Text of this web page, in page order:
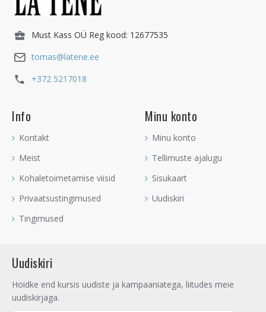
Must Kass OÜ Reg kood: 12677535
tomas@latene.ee
+372 5217018
Info
Kontakt
Meist
Kohaletoimetamise viisid
Privaatsustingimused
Tingimused
Minu konto
Minu konto
Tellimuste ajalugu
Sisukaart
Uudiskiri
Uudiskiri
Hoidke end kursis uudiste ja kampaaniatega, liitudes meie
uudiskirjaga.